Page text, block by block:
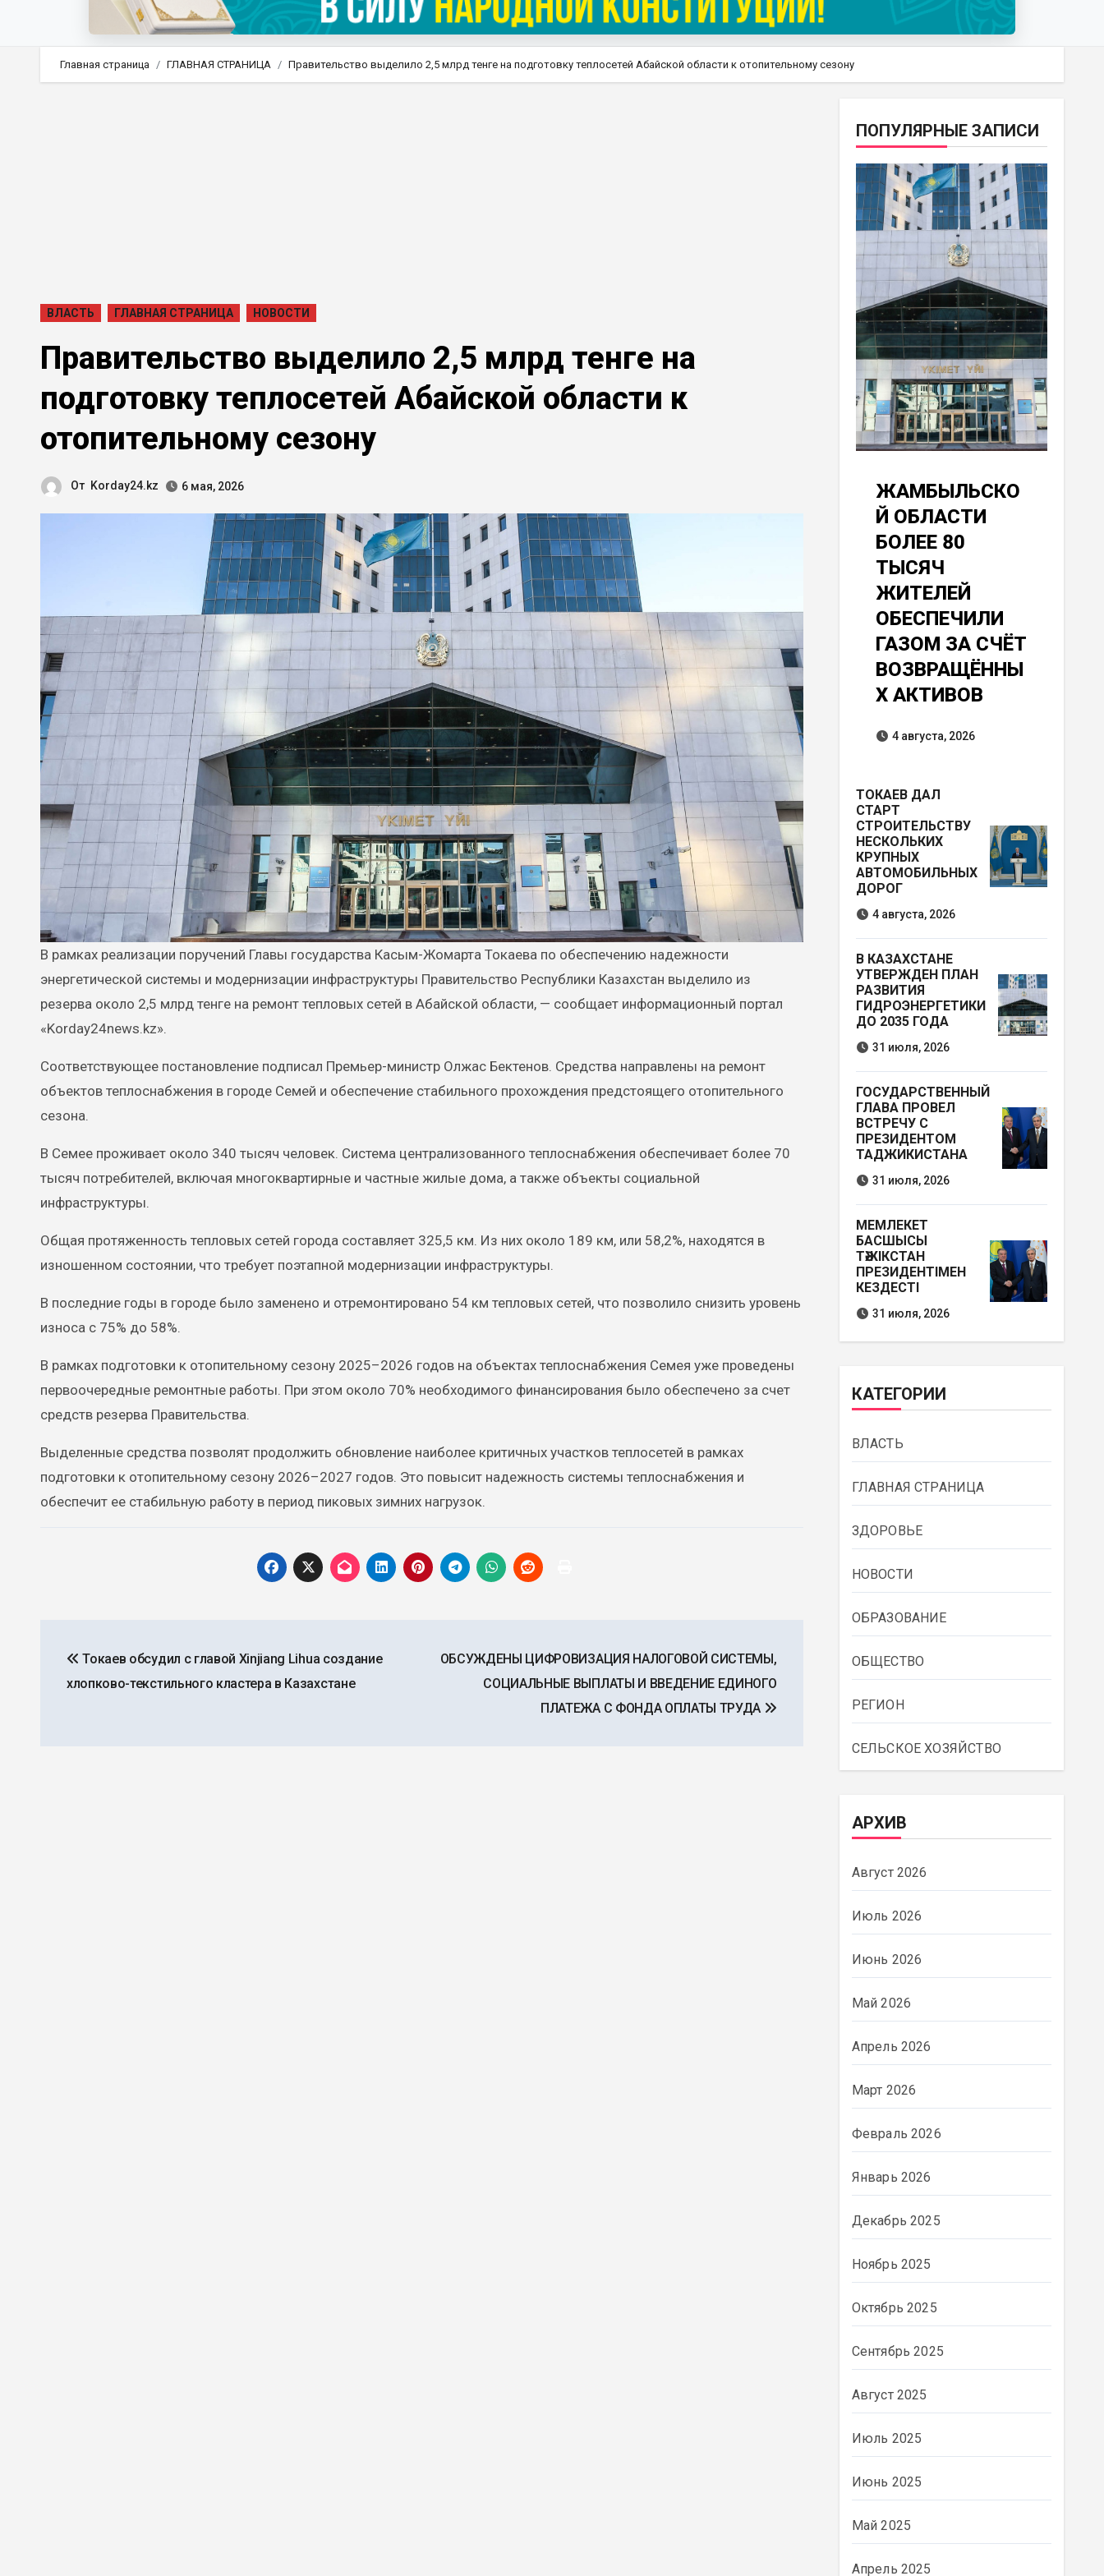
Главная страница ГЛАВНАЯ СТРАНИЦА Правительство выделило 2,5 млрд тенге на подготовку теплосетей Абайской области к отопительному сезону
ВЛАСТЬ ГЛАВНАЯ СТРАНИЦА НОВОСТИ
Правительство выделило 2,5 млрд тенге на
подготовку теплосетей Абайской области к
отопительному сезону
От Korday24.kz 6 мая, 2026
В рамках реализации поручений Главы государства Касым-Жомарта Токаева по обеспечению надежности
энергетической системы и модернизации инфраструктуры Правительство Республики Казахстан выделило из
резерва около 2,5 млрд тенге на ремонт тепловых сетей в Абайской области, — сообщает информационный портал
«Korday24news.kz».
Соответствующее постановление подписал Премьер-министр Олжас Бектенов. Средства направлены на ремонт
объектов теплоснабжения в городе Семей и обеспечение стабильного прохождения предстоящего отопительного
сезона.
В Семее проживает около 340 тысяч человек. Система централизованного теплоснабжения обеспечивает более 70
тысяч потребителей, включая многоквартирные и частные жилые дома, а также объекты социальной
инфраструктуры.
Общая протяженность тепловых сетей города составляет 325,5 км. Из них около 189 км, или 58,2%, находятся в
изношенном состоянии, что требует поэтапной модернизации инфраструктуры.
В последние годы в городе было заменено и отремонтировано 54 км тепловых сетей, что позволило снизить уровень
износа с 75% до 58%.
В рамках подготовки к отопительному сезону 2025–2026 годов на объектах теплоснабжения Семея уже проведены
первоочередные ремонтные работы. При этом около 70% необходимого финансирования было обеспечено за счет
средств резерва Правительства.
Выделенные средства позволят продолжить обновление наиболее критичных участков теплосетей в рамках
подготовки к отопительному сезону 2026–2027 годов. Это повысит надежность системы теплоснабжения и
обеспечит ее стабильную работу в период пиковых зимних нагрузок.
по
Токаев обсудил с главой Xinjiang Lihua создание
хлопково-текстильного кластера в Казахстане
ОБСУЖДЕНЫ ЦИФРОВИЗАЦИЯ НАЛОГОВОЙ СИСТЕМЫ,
СОЦИАЛЬНЫЕ ВЫПЛАТЫ И ВВЕДЕНИЕ ЕДИНОГО
ПЛАТЕЖА С ФОНДА ОПЛАТЫ ТРУДА
ПОПУЛЯРНЫЕ ЗАПИСИ
ЖАМБЫЛЬСКО
Й ОБЛАСТИ
БОЛЕЕ 80
ТЫСЯЧ
ЖИТЕЛЕЙ
ОБЕСПЕЧИЛИ
ГАЗОМ ЗА СЧЁТ
ВОЗВРАЩЁННЫ
Х АКТИВОВ
4 августа, 2026
ТОКАЕВ ДАЛ
СТАРТ
СТРОИТЕЛЬСТВУ
НЕСКОЛЬКИХ
КРУПНЫХ
АВТОМОБИЛЬНЫХ
ДОРОГ
4 августа, 2026
В КАЗАХСТАНЕ
УТВЕРЖДЕН ПЛАН
РАЗВИТИЯ
ГИДРОЭНЕРГЕТИКИ
ДО 2035 ГОДА
31 июля, 2026
ГОСУДАРСТВЕННЫЙ
ГЛАВА ПРОВЕЛ
ВСТРЕЧУ С
ПРЕЗИДЕНТОМ
ТАДЖИКИСТАНА
31 июля, 2026
МЕМЛЕКЕТ
БАСШЫСЫ
ТӘЖІКСТАН
ПРЕЗИДЕНТІМЕН
КЕЗДЕСТІ
31 июля, 2026
КАТЕГОРИИ
ВЛАСТЬ
ГЛАВНАЯ СТРАНИЦА
ЗДОРОВЬЕ
НОВОСТИ
ОБРАЗОВАНИЕ
ОБЩЕСТВО
РЕГИОН
СЕЛЬСКОЕ ХОЗЯЙСТВО
АРХИВ
Август 2026
Июль 2026
Июнь 2026
Май 2026
Апрель 2026
Март 2026
Февраль 2026
Январь 2026
Декабрь 2025
Ноябрь 2025
Октябрь 2025
Сентябрь 2025
Август 2025
Июль 2025
Июнь 2025
Май 2025
Апрель 2025
ВЛАСТЬ